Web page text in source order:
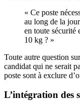
« Ce poste
au long de la
en toute sécurité
10 kg ? »
Toute autre question
candidat qui ne serait
poste sont à exclure
L’intégration des